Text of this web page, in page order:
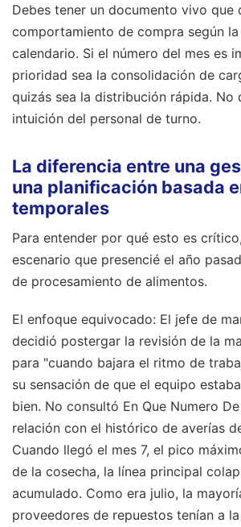
Debes tener un documento vivo que
comportamiento de compra según
calendario. Si el número del mes es
prioridad sea la consolidación de
quizás sea la distribución rápida. No
intuición del personal de turno.
La diferencia entre una
una planificación basada
temporales
Para entender por qué esto es
escenario que presencié el año
de procesamiento de alimentos.
El enfoque equivocado: El jefe de
decidió postergar la revisión de la
para "cuando bajara el ritmo de
su sensación de que el equipo
bien. No consultó En Que Numero
relación con el histórico de averías
Cuando llegó el mes 7, el pico
de la cosecha, la línea principal
acumulado. Como era julio, la
proveedores de repuestos tenían a